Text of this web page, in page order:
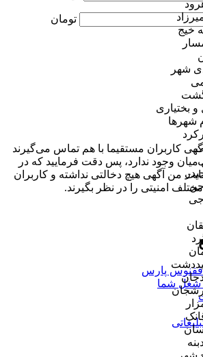
خیج
شهر
بختیاری
شهر‌ها
تومان
کاربران مستقیما با هم تماس می‌گیرند
وجود ندارد، پس دقت فرمایید که در
من آگهی هیچ دخالتی نداشته و کاربران
امنیتی را در نظر بگیرند.
پارس
شغل شما